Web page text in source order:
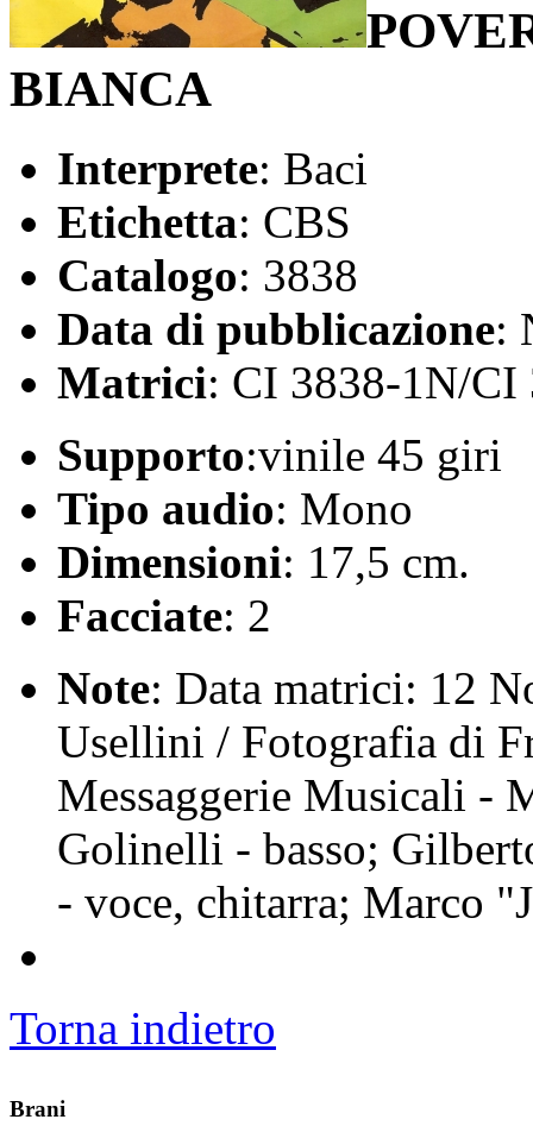
BIANCA
Interprete: Baci
Etichetta: CBS
Catalogo: 3838
Data di pubblicazione:
Matrici: CI 3838-1N/CI
Supporto:vinile 45 giri
Tipo audio: Mono
Dimensioni: 17,5 cm.
Facciate: 2
Note: Data matrici: 12
Usellini / Fotografia di
Messaggerie Musicali -
Golinelli - basso;
- voce, chitarra; Marco
Torna indietro
Brani